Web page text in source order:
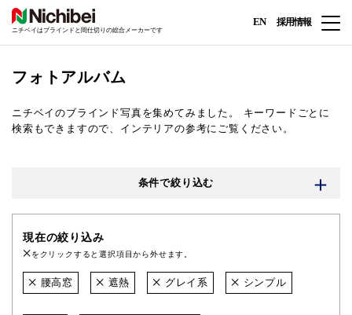
ニチベイはブラインドと間仕切りの総合メーカーです
EN 採用情報
フォトアルバム
ニチベイのブラインド写真を集めてみました。
キーワードごとに
検索もできますので、インテリアの参考にご覧ください。
条件で絞り込む
現在の絞り込み
をクリックすると選択項目から外せます。
腰高窓 遮熱 グレイ系 シンプル